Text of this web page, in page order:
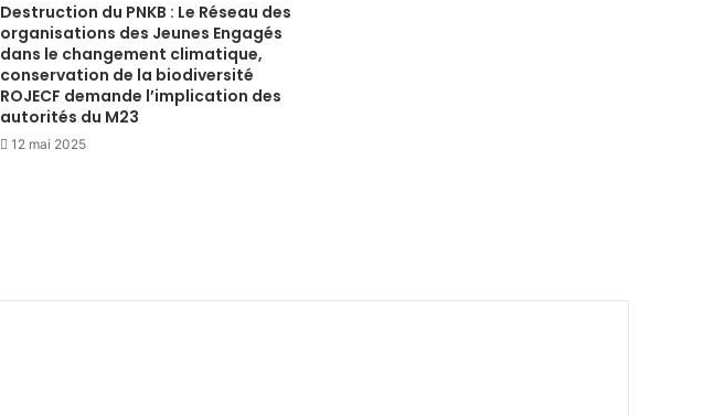
Destruction du PNKB : Le Réseau des
organisations des Jeunes Engagés
dans le changement climatique,
conservation de la biodiversité
ROJECF demande l’implication des
autorités du M23
12 mai 2025